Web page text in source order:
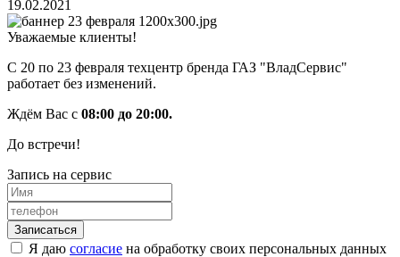
19.02.2021
Уважаемые клиенты!
С 20 по 23 февраля техцентр бренда ГАЗ "ВладСервис"
работает без изменений.
Ждём Вас с 08:00 до 20:00.
До встречи!
Запись на сервис
Я даю согласие на обработку своих персональных данных